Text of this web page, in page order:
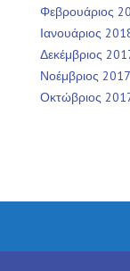
Φεβρουάριος
Ιανουάριος
Δεκέμβριος
Νοέμβριος 2017
Οκτώβριος